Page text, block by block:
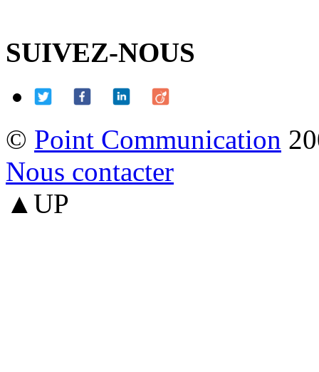
SUIVEZ-NOUS
© Point Communication
Nous contacter
▲UP